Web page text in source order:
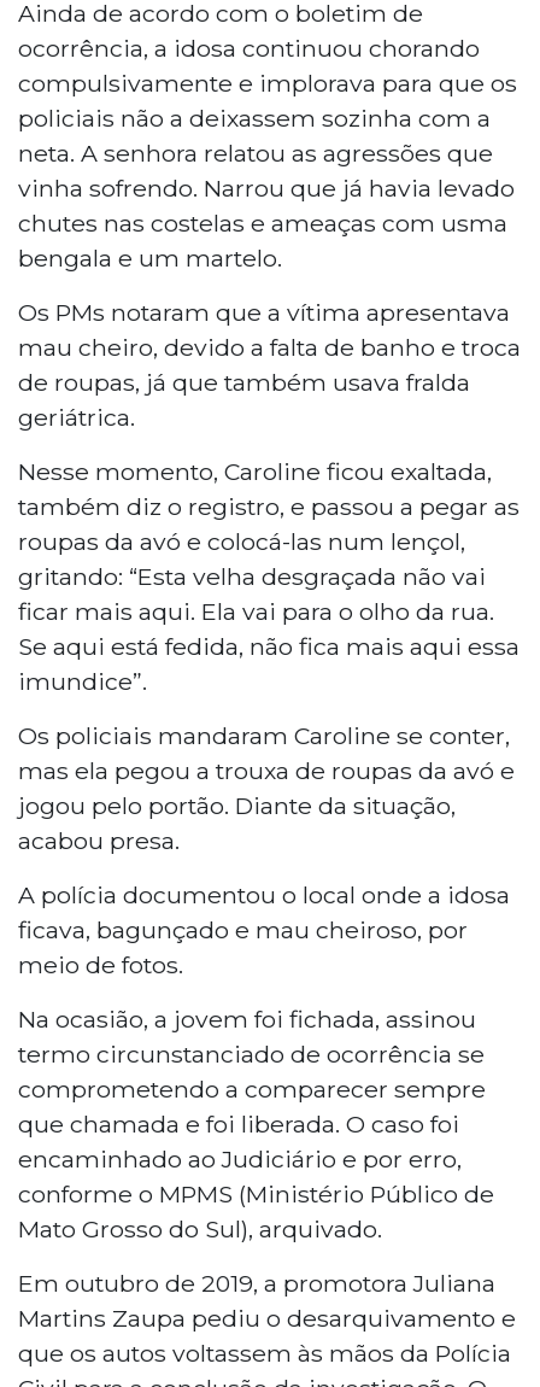
Ainda de acordo com o boletim de
ocorrência, a idosa continuou chorando
compulsivamente e implorava para que os
policiais não a deixassem sozinha com a
neta. A senhora relatou as agressões que
vinha sofrendo. Narrou que já havia levado
chutes nas costelas e ameaças com usma
bengala e um martelo.
Os PMs notaram que a vítima apresentava
mau cheiro, devido a falta de banho e troca
de roupas, já que também usava fralda
geriátrica.
Nesse momento, Caroline ficou exaltada,
também diz o registro, e passou a pegar as
roupas da avó e colocá-las num lençol,
gritando: “Esta velha desgraçada não vai
ficar mais aqui. Ela vai para o olho da rua.
Se aqui está fedida, não fica mais aqui essa
imundice”.
Os policiais mandaram Caroline se conter,
mas ela pegou a trouxa de roupas da avó e
jogou pelo portão. Diante da situação,
acabou presa.
A polícia documentou o local onde a idosa
ficava, bagunçado e mau cheiroso, por
meio de fotos.
Na ocasião, a jovem foi fichada, assinou
termo circunstanciado de ocorrência se
comprometendo a comparecer sempre
que chamada e foi liberada. O caso foi
encaminhado ao Judiciário e por erro,
conforme o MPMS (Ministério Público de
Mato Grosso do Sul), arquivado.
Em outubro de 2019, a promotora Juliana
Martins Zaupa pediu o desarquivamento e
que os autos voltassem às mãos da Polícia